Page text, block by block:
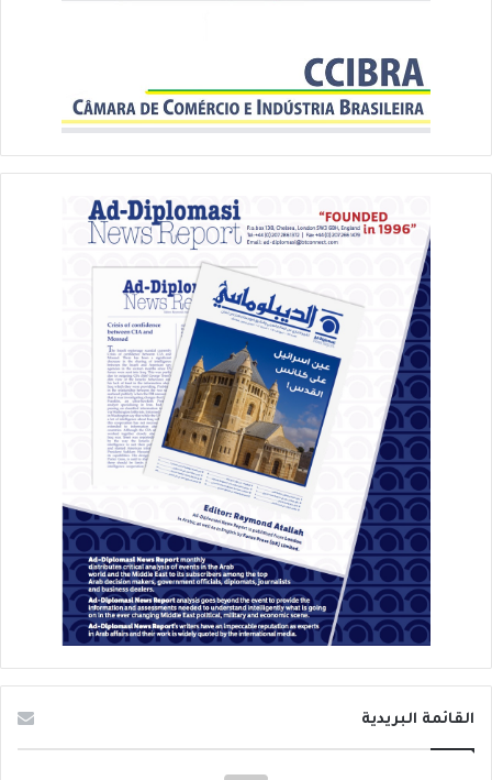
القائمة البريدية